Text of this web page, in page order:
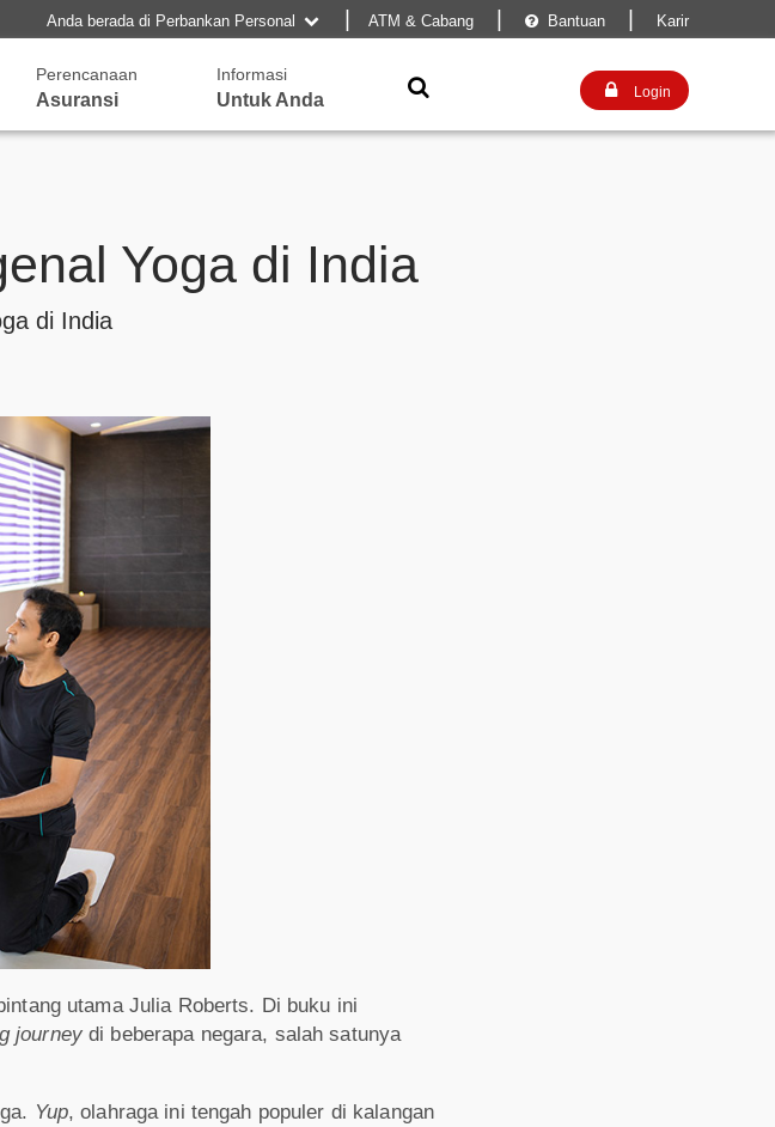
Anda berada di Perbankan Personal  |ATM & Cabang  Bantuan Karir
Perencanaan
Asuransi
Informasi
Untuk Anda
  Login
Yoga di India
di India
utama Julia Roberts. Di buku ini
journey di beberapa negara, salah satunya
Yup, olahraga ini tengah populer di kalangan